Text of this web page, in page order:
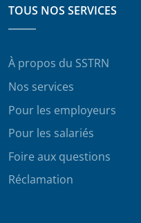
TOUS NOS SERVICES
À propos du SSTRN
Nos services
Pour les employeurs
Pour les salariés
Foire aux questions
Réclamation